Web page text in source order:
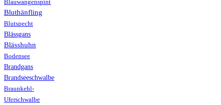
Blauwangenspint
Bluthänfling
Blutspecht
Blässgans
Blässhuhn
Bodensee
Brandgans
Brandseeschwalbe
Braunkehl-
Uferschwalbe